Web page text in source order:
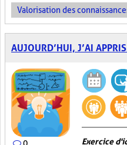
Valorisation des
AUJOURD’HUI, J’AI
0 Exercice